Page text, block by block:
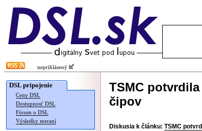
neprihlásený
DSL pripojenie
Ceny DSL
Dostupnosť DSL
Fórum o DSL
Výsledky meraní
TSMC
čipov
Diskusia k článku: TSMC